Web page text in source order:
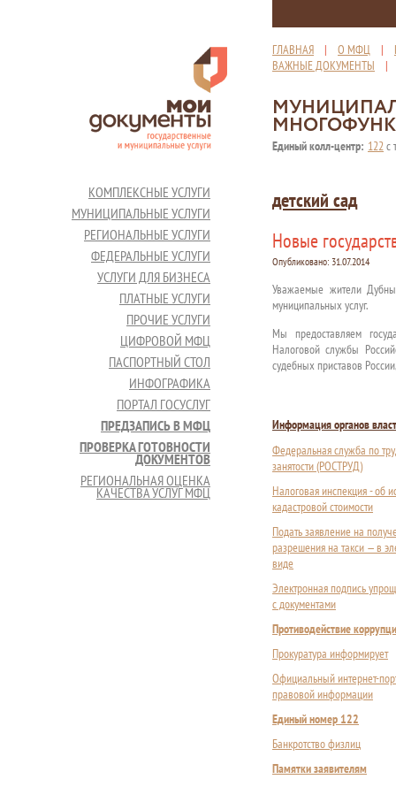
ГЛАВНАЯ | О МФЦ |
ВАЖНЫЕ ДОКУМЕНТЫ
Единый колл-центр: 122с
КОМПЛЕКСНЫЕ УСЛУГИ
МУНИЦИПАЛЬНЫЕ УСЛУГИ
РЕГИОНАЛЬНЫЕ УСЛУГИ
ФЕДЕРАЛЬНЫЕ УСЛУГИ
УСЛУГИ ДЛЯ БИЗНЕСА
ПЛАТНЫЕ УСЛУГИ
ПРОЧИЕ УСЛУГИ
ЦИФРОВОЙ МФЦ
ПАСПОРТНЫЙ СТОЛ
ИНФОГРАФИКА
ПОРТАЛ ГОСУСЛУГ
ПРЕДЗАПИСЬ В МФЦ
ПРОВЕРКА ГОТОВНОСТИ
ДОКУМЕНТОВ
РЕГИОНАЛЬНАЯ ОЦЕНКА
КАЧЕСТВА УСЛУГ МФЦ
детский сад
Новые
Опубликовано: 31.07.2014
Уважаемые жители
муниципальных услуг.
Мы предоставляем
Налоговой службы
судебных приставов
Информация органов
Федеральная служба по
занятости (РОСТРУД)
Налоговая инспекция - об
кадастровой стоимости
Подать заявление на
разрешения на такси — в
виде
Электронная подпись
с документами
Противодействие
Прокуратура информирует
Официальный интернет-
правовой информации
Единый номер 122
Банкротство физлиц
Памятки заявителям